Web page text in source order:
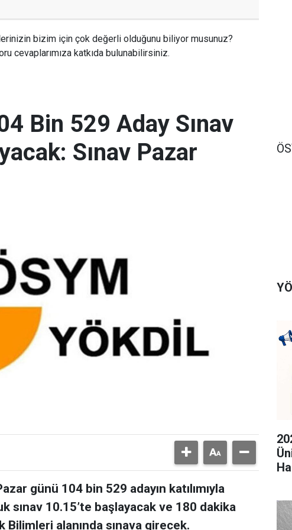
bizim için çok değerli olduğunu biliyor musunuz?
cevaplarımıza katkıda bulunabilirsiniz.
Bin 529 Aday Sınav
Sınav Pazar
günü 104 bin 529 adayın katılımıyla
sınav 10.15’te başlayacak ve 180 dakika
Bilimleri alanında sınava girecek.